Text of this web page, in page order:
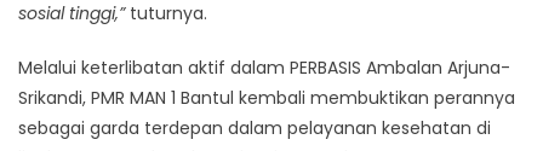
sosial tinggi,”tuturnya.
Melalui keterlibatan aktif dalam PERBASIS Ambalan Arjuna-
Srikandi, PMR MAN 1 Bantul kembali membuktikan perannya
sebagai garda terdepan dalam pelayanan kesehatan di